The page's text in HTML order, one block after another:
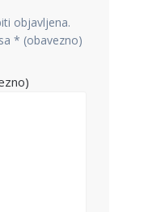
objavljena.
* (obavezno)